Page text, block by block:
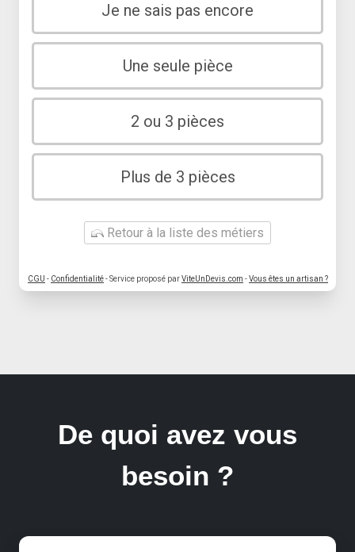
Je ne sais pas encore
Une seule pièce
2 ou 3 pièces
Plus de 3 pièces
Retour à la liste des métiers
CGU - Confidentialité- Service proposé parViteUnDevis.com -Vous êtes un artisan ?
De quoi avez vous
besoin ?